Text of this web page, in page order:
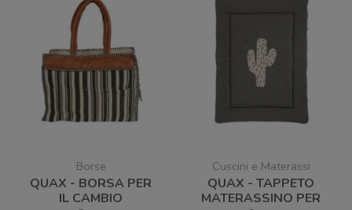
Borse
QUAX - BORSA PER
IL CAMBIO
Cuscini e Materassi
QUAX - TAPPETO
MATERASSINO PER